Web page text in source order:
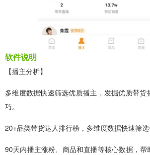
软件说明
【播主分析】
多维度数据快速筛选优质播主，发掘优质带
巧。
20+品类带货达人排行榜，多维度数据快速筛
90天内播主涨粉、商品和直播等核心数据，